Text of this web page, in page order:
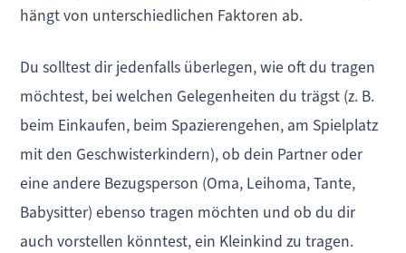
hängt von unterschiedlichen Faktoren ab.
Du solltest dir jedenfalls überlegen, wie oft du tragen
möchtest, bei welchen Gelegenheiten du trägst (z. B.
beim Einkaufen, beim Spazierengehen, am Spielplatz
mit den Geschwisterkindern), ob dein Partner oder
eine andere Bezugsperson (Oma, Leihoma, Tante,
Babysitter) ebenso tragen möchten und ob du dir
auch vorstellen könntest, ein Kleinkind zu tragen.